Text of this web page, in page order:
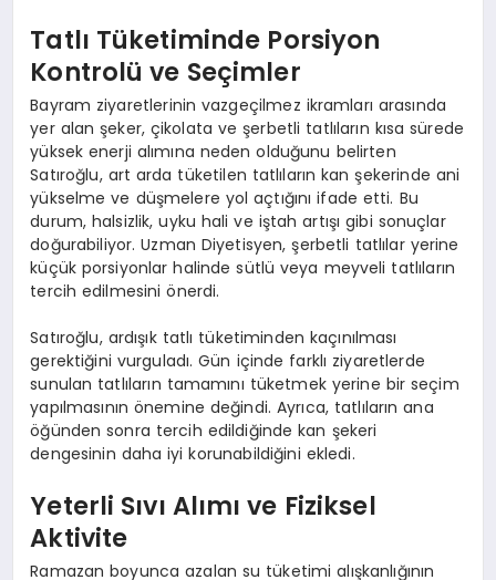
Tatlı Tüketiminde Porsiyon
Kontrolü ve Seçimler
Bayram ziyaretlerinin vazgeçilmez ikramları arasında
yer alan şeker, çikolata ve şerbetli tatlıların kısa sürede
yüksek enerji alımına neden olduğunu belirten
Satıroğlu, art arda tüketilen tatlıların kan şekerinde ani
yükselme ve düşmelere yol açtığını ifade etti. Bu
durum, halsizlik, uyku hali ve iştah artışı gibi sonuçlar
doğurabiliyor. Uzman Diyetisyen, şerbetli tatlılar yerine
küçük porsiyonlar halinde sütlü veya meyveli tatlıların
tercih edilmesini önerdi.
Satıroğlu, ardışık tatlı tüketiminden kaçınılması
gerektiğini vurguladı. Gün içinde farklı ziyaretlerde
sunulan tatlıların tamamını tüketmek yerine bir seçim
yapılmasının önemine değindi. Ayrıca, tatlıların ana
öğünden sonra tercih edildiğinde kan şekeri
dengesinin daha iyi korunabildiğini ekledi.
Yeterli Sıvı Alımı ve Fiziksel
Aktivite
Ramazan boyunca azalan su tüketimi alışkanlığının